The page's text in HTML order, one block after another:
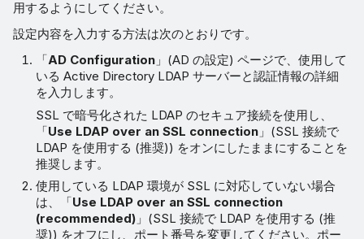
用するようにしてください。
設定内容を入力する方法は次のとおりです。
「AD Configuration 」(AD の設定) ページで、使用して
いる Active Directory LDAP サーバーと認証情報の詳細
を入力します。
SSL で暗号化された LDAP のセキュア接続を使用し、
「Use LDAP over an SSL connection 」(SSL 接続で
LDAP を使用する (推奨)) をオンにしたままにすることを
推奨します。
使用している LDAP 環境が SSL に対応していない場合
は、「Use LDAP over an SSL connection
(recommended) 」(SSL 接続で LDAP を使用する (推
奨)) をオフにし、ポート番号を変更してください。ポー